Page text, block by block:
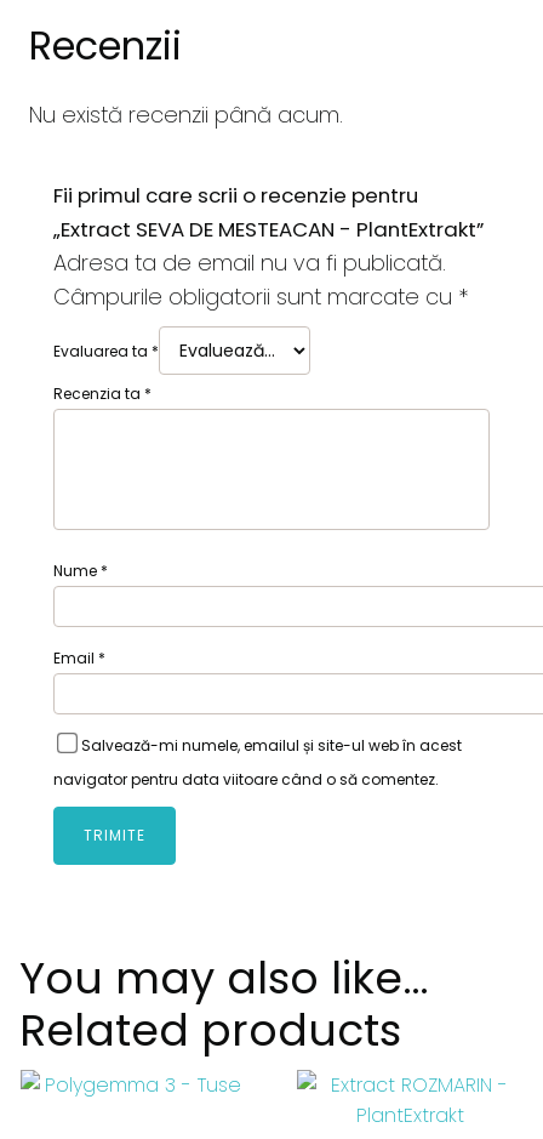
Recenzii
Nu există recenzii până acum.
Fii primul care scrii o recenzie pentru
„Extract SEVA DE MESTEACAN - PlantExtrakt”
Adresa ta de email nu va fi publicată.
Câmpurile obligatorii sunt marcate cu *
Evaluarea ta *
Recenzia ta *
Nume *
Email *
Salvează-mi numele, emailul și site-ul web în acest
navigator pentru data viitoare când o să comentez.
You may also like…
Related products